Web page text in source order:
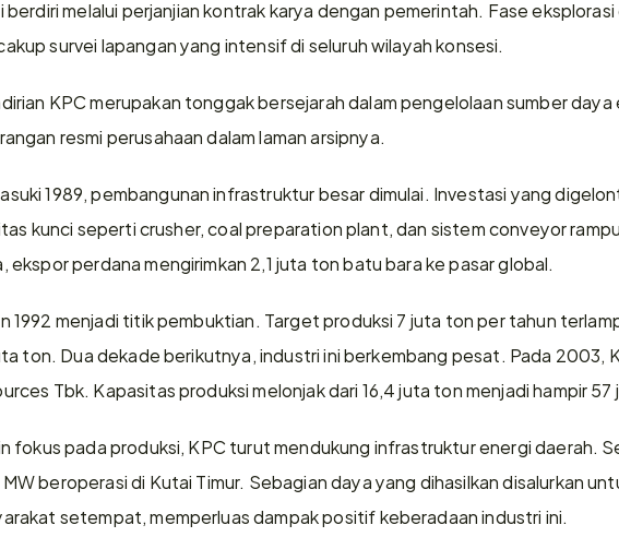
berdiri melalui perjanjian kontrak karya dengan pemerintah. Fase eksplorasi
survei lapangan yang intensif di seluruh wilayah konsesi.
KPC merupakan tonggak bersejarah dalam pengelolaan sumber daya
resmi perusahaan dalam laman arsipnya.
1989, pembangunan infrastruktur besar dimulai. Investasi yang
kunci seperti crusher, coal preparation plant, dan sistem conveyor
ekspor perdana mengirimkan 2,1 juta ton batu bara ke pasar global.
1992 menjadi titik pembuktian. Target produksi 7 juta ton per tahun
ton. Dua dekade berikutnya, industri ini berkembang pesat. Pada 2003,
Tbk. Kapasitas produksi melonjak dari 16,4 juta ton menjadi hampir
fokus pada produksi, KPC turut mendukung infrastruktur energi daerah.
beroperasi di Kutai Timur. Sebagian daya yang dihasilkan disalurkan
setempat, memperluas dampak positif keberadaan industri ini.